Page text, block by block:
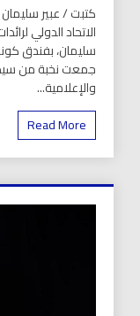
كتبت / عبير
الاتحاد الدولي
سليمان، بفندق
جمعت نخبة من
والإعلامية...
Read More